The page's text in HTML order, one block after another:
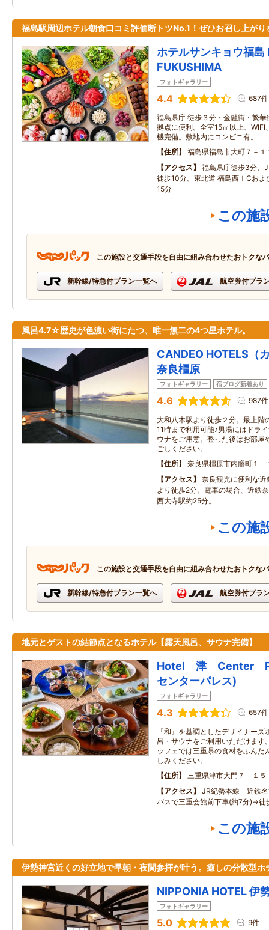
福島駅周辺ホテル朝食口コミ評価断トツNo.1！ぜひお召し上がり
ホテルサンキョウ福島
FUKUSHIMA
フォトギャラリー
4.4 687件
福島県庁 徒歩３分・金融街・繁
拠点に便利。全室15㎡以上、
機完備。敷地内にコンビニ有。
住所
福島県福島市大町７－１
アクセス
福島県庁徒歩3分、
徒歩10分。東北道 福島西ＩCおよ
15分
この施
この施設と交通手段を自由に組み合わせたおトクな
新幹線/特急付プラン一覧へ 航空券付プラ
風呂4.7☆歴史が色濃い街にたつ、唯一無二の4つ星ホテル。
CANDEO HOTELS（
奈良橿原
フォトギャラリー 宿ブログ新着あり
4.6 987件
大和八木駅より徒歩２分。最上階
11時まで利用可能♪男湯にはドラ
ウナをご用意。整った後はお部屋
ごしください。
住所
奈良県橿原市内膳町１－
アクセス
奈良観光に便利な
より徒歩2分。電車の場合、近鉄
西大寺駅約25分。
この施
この施設と交通手段を自由に組み合わせたおトクな
新幹線/特急付プラン一覧へ 航空券付プラ
地元とゲストの結節点となるホテル【露天風呂、サウナ完備】
Hotel 津 Center
センターパレス)
フォトギャラリー
4.3 657件
『和』を基調としたデザイナー
呂・サウナをご利用いただけます
ッフェでは三重県の食材をふんだ
しみください。
住所
三重県津市大門７－１５
アクセス
JR紀勢本線 近鉄
バスで三重会館前下車(約7分)→徒
この施
伊勢神宮近くの好立地で早朝・夜間参拝が叶う。癒しの分散型ホ
NIPPONIA HOTEL 伊
フォトギャラリー
5.0 9件